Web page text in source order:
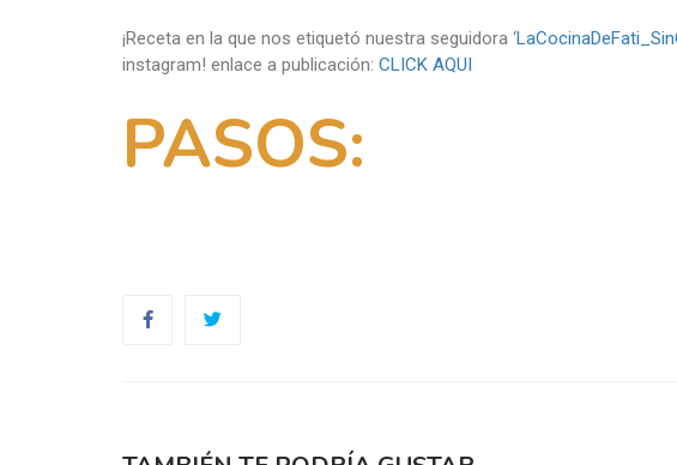
¡Receta en la que nos etiquetó nuestra seguidora ‘
instagram! enlace a publicación: CLICK AQUI
PASOS: